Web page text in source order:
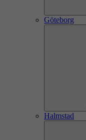
Göteborg
Halmstad